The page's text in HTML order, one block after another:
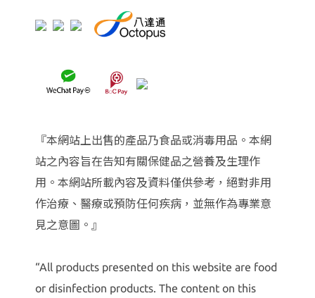
『本網站上出售的產品乃食品或消毒用品。本網
站之內容旨在告知有關保健品之營養及生理作
用。本網站所載內容及資料僅供參考，絕對非用
作治療、醫療或預防任何疾病，並無作為專業意
見之意圖。』
“All products presented on this website are food
or disinfection products. The content on this